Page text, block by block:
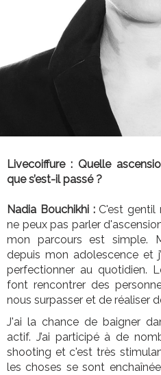
Livecoiffure : Quelle
que s’est-il passé ?
Nadia Bouchikhi :C'est gentil
ne peux pas parler
mon parcours est simple.
depuis mon adolescence et
perfectionner au quotidien.
font rencontrer des
nous surpasser et de réaliser
J'ai la chance de baigner
actif. J’ai participé à de
shooting et c'est très
les choses se sont